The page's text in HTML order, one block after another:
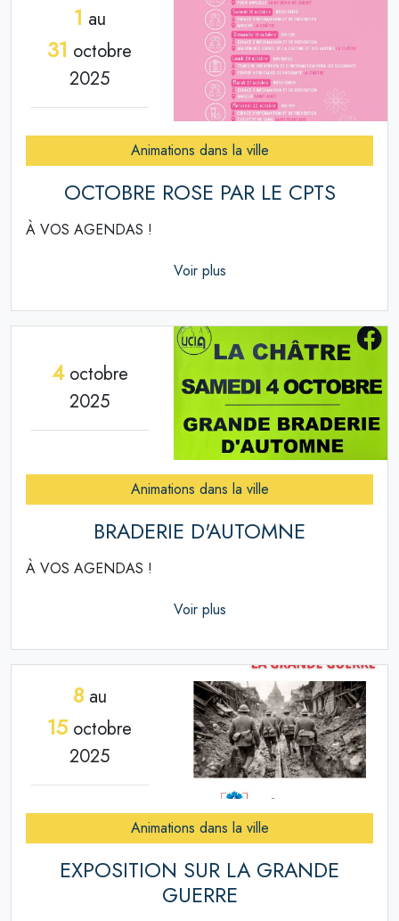
1 au
31 octobre
2025
Animations dans la ville
OCTOBRE ROSE PAR LE CPTS
À VOS AGENDAS !
Voir plus
4octobre
2025
Animations dans la ville
BRADERIE D'AUTOMNE
À VOS AGENDAS !
Voir plus
8au
15 octobre
2025
Animations dans la ville
EXPOSITION SUR LA GRANDE
GUERRE